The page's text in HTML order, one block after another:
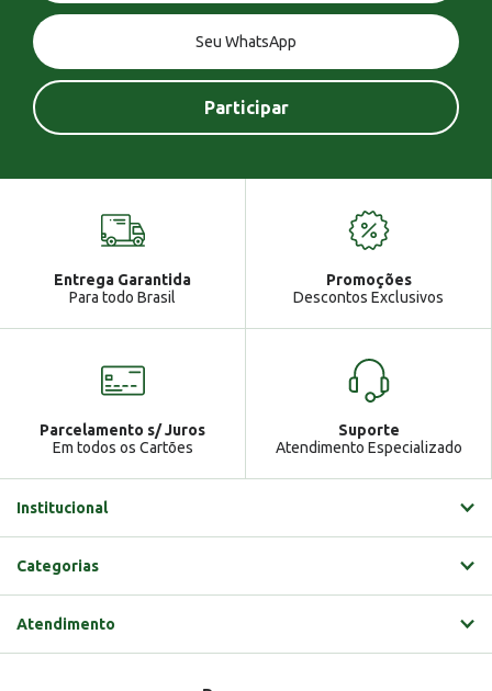
Entrega Garantida
Para todo Brasil
Promoções
Descontos Exclusivos
Parcelamento s/ Juros
Em todos os Cartões
Suporte
Atendimento Especializado
Institucional
Categorias
Atendimento
Você tem uma mensagem!
Ga Atendimento
Gabrielle